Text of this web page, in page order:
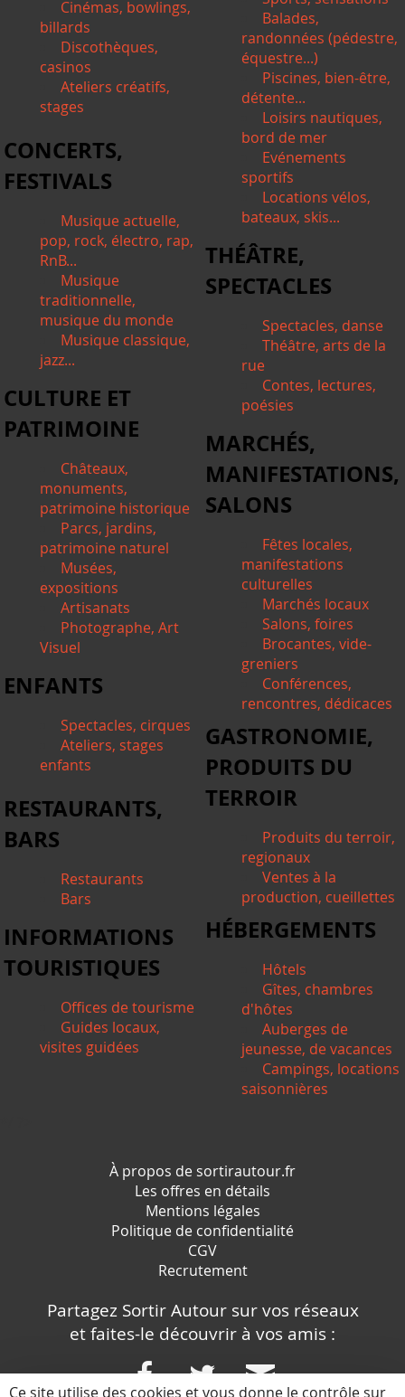
Cinémas, bowlings,
billards
Discothèques,
casinos
Ateliers créatifs,
stages
Balades,
randonnées (pédestre,
équestre...)
Piscines, bien-être,
détente...
Loisirs nautiques,
bord de mer
Evénements
sportifs
Locations vélos,
bateaux, skis...
CONCERTS,
FESTIVALS
Musique actuelle,
pop, rock, électro, rap,
RnB...
Musique
traditionnelle,
musique du monde
Musique classique,
jazz...
THÉÂTRE,
SPECTACLES
Spectacles, danse
Théâtre, arts de la
rue
Contes, lectures,
poésies
CULTURE ET
PATRIMOINE
Châteaux,
monuments,
patrimoine historique
Parcs, jardins,
patrimoine naturel
Musées,
expositions
Artisanats
Photographe, Art
Visuel
MARCHÉS,
MANIFESTATIONS,
SALONS
Fêtes locales,
manifestations
culturelles
Marchés locaux
Salons, foires
Brocantes, vide-
greniers
Conférences,
rencontres, dédicaces
ENFANTS
Spectacles, cirques
Ateliers, stages
enfants
GASTRONOMIE,
PRODUITS DU
TERROIR
Produits du terroir,
regionaux
Ventes à la
production, cueillettes
RESTAURANTS,
BARS
Restaurants
Bars
HÉBERGEMENTS
Hôtels
Gîtes, chambres
d'hôtes
Auberges de
jeunesse, de vacances
Campings, locations
saisonnières
INFORMATIONS
TOURISTIQUES
Offices de tourisme
Guides locaux,
visites guidées
À propos de sortirautour.fr
Les offres en détails
Mentions légales
Politique de confidentialité
CGV
Recrutement
Partagez Sortir Autour sur vos réseaux
et faites-le découvrir à vos amis :
Ce site utilise des cookies et vous donne le contrôle sur